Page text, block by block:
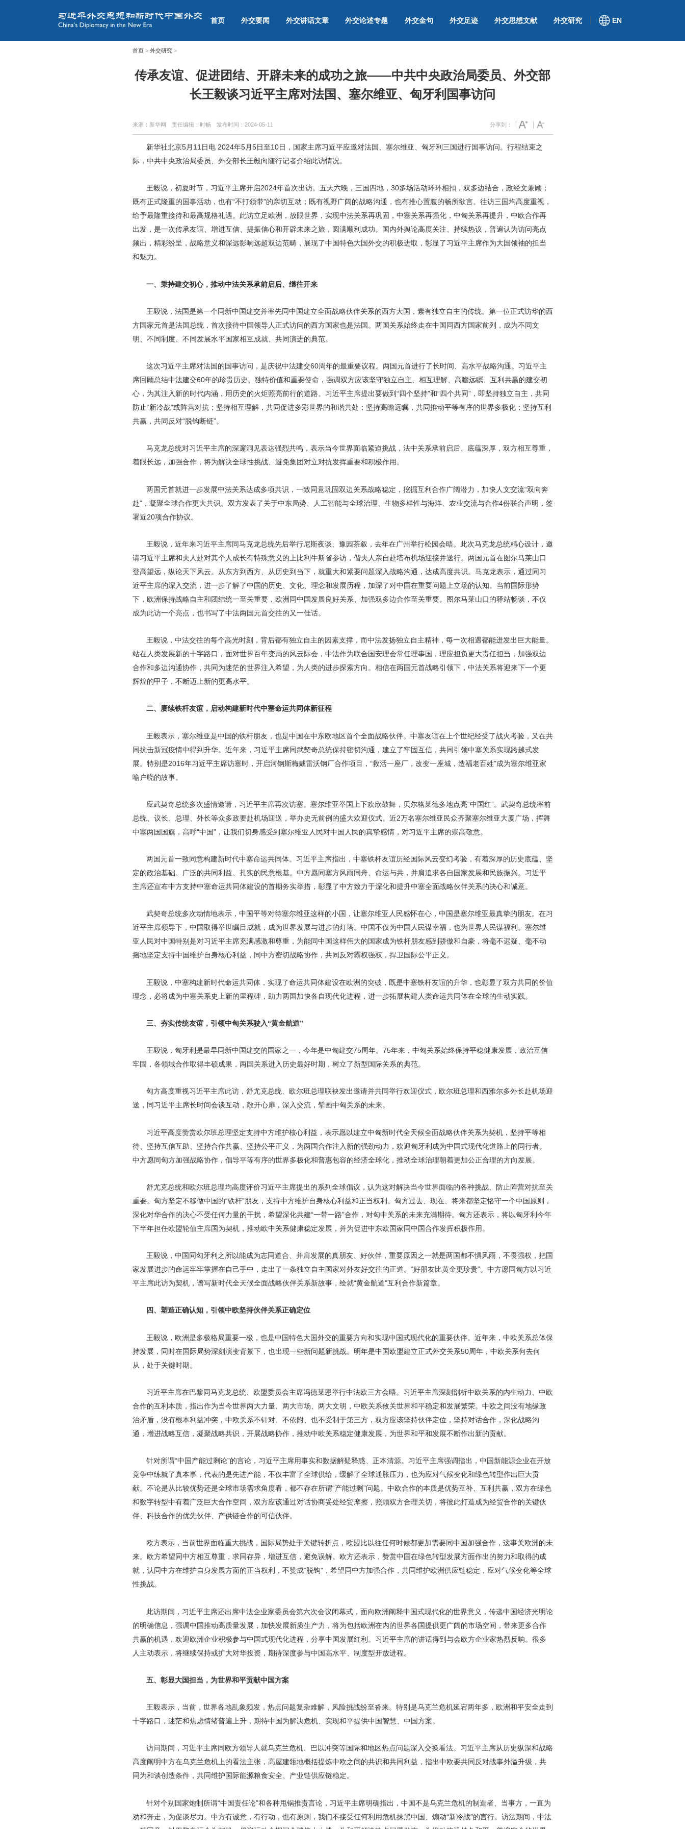
首页 外交要闻 外交讲话文章 外交论述专题 外交金句 外交足迹 外交思想文献 外交研究 EN
首页> 外交研究>
传承友谊、促进团结、开辟未来的成功之旅——中共中央政治局委员、外交部
长王毅谈习近平主席对法国、塞尔维亚、匈牙利国事访问
来源：新华网 责任编辑：时畅 发布时间： 2024-05-11 分享到：
新华社北京5月11日电 2024年5月5日至10日，国家主席习近平应邀对法国、塞尔维亚、匈牙利三国进行国事访问。行程结束之
际，中共中央政治局委员、外交部长王毅向随行记者介绍此访情况。
王毅说，初夏时节，习近平主席开启2024年首次出访。五天六晚，三国四地，30多场活动环环相扣，双多边结合，政经文兼顾；
既有正式隆重的国事活动，也有“不打领带”的亲切互动；既有视野广阔的战略沟通，也有推心置腹的畅所欲言。往访三国均高度重视，
给予最隆重接待和最高规格礼遇。此访立足欧洲，放眼世界，实现中法关系再巩固，中塞关系再强化，中匈关系再提升，中欧合作再
出发，是一次传承友谊、增进互信、提振信心和开辟未来之旅，圆满顺利成功。国内外舆论高度关注、持续热议，普遍认为访问亮点
频出，精彩纷呈，战略意义和深远影响远超双边范畴，展现了中国特色大国外交的积极进取，彰显了习近平主席作为大国领袖的担当
和魅力。
一、秉持建交初心，推动中法关系承前启后、继往开来
王毅说，法国是第一个同新中国建交并率先同中国建立全面战略伙伴关系的西方大国，素有独立自主的传统。第一位正式访华的西
方国家元首是法国总统，首次接待中国领导人正式访问的西方国家也是法国。两国关系始终走在中国同西方国家前列，成为不同文
明、不同制度、不同发展水平国家相互成就、共同演进的典范。
这次习近平主席对法国的国事访问，是庆祝中法建交60周年的最重要议程。两国元首进行了长时间、高水平战略沟通。习近平主
席回顾总结中法建交60年的珍贵历史、独特价值和重要使命，强调双方应该坚守独立自主、相互理解、高瞻远瞩、互利共赢的建交初
心，为其注入新的时代内涵，用历史的火炬照亮前行的道路。习近平主席提出要做到“四个坚持”和“四个共同”，即坚持独立自主，共同
防止“新冷战”或阵营对抗；坚持相互理解，共同促进多彩世界的和谐共处；坚持高瞻远瞩，共同推动平等有序的世界多极化；坚持互利
共赢，共同反对“脱钩断链”。
马克龙总统对习近平主席的深邃洞见表达强烈共鸣，表示当今世界面临紧迫挑战，法中关系承前启后、底蕴深厚，双方相互尊重，
着眼长远，加强合作，将为解决全球性挑战、避免集团对立对抗发挥重要和积极作用。
两国元首就进一步发展中法关系达成多项共识，一致同意巩固双边关系战略稳定，挖掘互利合作广阔潜力，加快人文交流“双向奔
赴”，凝聚全球合作更大共识。双方发表了关于中东局势、人工智能与全球治理、生物多样性与海洋、农业交流与合作4份联合声明，签
署近20项合作协议。
王毅说，近年来习近平主席同马克龙总统先后举行尼斯夜谈、豫园茶叙，去年在广州举行松园会晤。此次马克龙总统精心设计，邀
请习近平主席和夫人赴对其个人成长有特殊意义的上比利牛斯省参访，偕夫人亲自赴塔布机场迎接并送行。两国元首在图尔马莱山口
登高望远，纵论天下风云。从东方到西方、从历史到当下，就重大和紧要问题深入战略沟通，达成高度共识。马克龙表示，通过同习
近平主席的深入交流，进一步了解了中国的历史、文化、理念和发展历程，加深了对中国在重要问题上立场的认知。当前国际形势
下，欧洲保持战略自主和团结统一至关重要，欧洲同中国发展良好关系、加强双多边合作至关重要。图尔马莱山口的驿站畅谈，不仅
成为此访一个亮点，也书写了中法两国元首交往的又一佳话。
王毅说，中法交往的每个高光时刻，背后都有独立自主的因素支撑，而中法发扬独立自主精神，每一次相遇都能迸发出巨大能量。
站在人类发展新的十字路口，面对世界百年变局的风云际会，中法作为联合国安理会常任理事国，理应担负更大责任担当，加强双边
合作和多边沟通协作，共同为迷茫的世界注入希望，为人类的进步探索方向。相信在两国元首战略引领下，中法关系将迎来下一个更
辉煌的甲子，不断迈上新的更高水平。
二、赓续铁杆友谊，启动构建新时代中塞命运共同体新征程
王毅表示，塞尔维亚是中国的铁杆朋友，也是中国在中东欧地区首个全面战略伙伴。中塞友谊在上个世纪经受了战火考验，又在共
同抗击新冠疫情中得到升华。近年来，习近平主席同武契奇总统保持密切沟通，建立了牢固互信，共同引领中塞关系实现跨越式发
展。特别是2016年习近平主席访塞时，开启河钢斯梅戴雷沃钢厂合作项目，“救活一座厂，改变一座城，造福老百姓”成为塞尔维亚家
喻户晓的故事。
应武契奇总统多次盛情邀请，习近平主席再次访塞。塞尔维亚举国上下欢欣鼓舞，贝尔格莱德多地点亮“中国红”。武契奇总统率前
总统、议长、总理、外长等众多政要赴机场迎送，举办史无前例的盛大欢迎仪式。近2万名塞尔维亚民众齐聚塞尔维亚大厦广场，挥舞
中塞两国国旗，高呼“中国”，让我们切身感受到塞尔维亚人民对中国人民的真挚感情，对习近平主席的崇高敬意。
两国元首一致同意构建新时代中塞命运共同体。习近平主席指出，中塞铁杆友谊历经国际风云变幻考验，有着深厚的历史底蕴、坚
定的政治基础、广泛的共同利益、扎实的民意根基。中方愿同塞方风雨同舟、命运与共，并肩追求各自国家发展和民族振兴。习近平
主席还宣布中方支持中塞命运共同体建设的首期务实举措，彰显了中方致力于深化和提升中塞全面战略伙伴关系的决心和诚意。
武契奇总统多次动情地表示，中国平等对待塞尔维亚这样的小国，让塞尔维亚人民感怀在心，中国是塞尔维亚最真挚的朋友。在习
近平主席领导下，中国取得举世瞩目成就，成为世界发展与进步的灯塔。中国不仅为中国人民谋幸福，也为世界人民谋福利。塞尔维
亚人民对中国特别是对习近平主席充满感激和尊重，为能同中国这样伟大的国家成为铁杆朋友感到骄傲和自豪，将毫不迟疑、毫不动
摇地坚定支持中国维护自身核心利益，同中方密切战略协作，共同反对霸权强权，捍卫国际公平正义。
王毅说，中塞构建新时代命运共同体，实现了命运共同体建设在欧洲的突破，既是中塞铁杆友谊的升华，也彰显了双方共同的价值
理念，必将成为中塞关系史上新的里程碑，助力两国加快各自现代化进程，进一步拓展构建人类命运共同体在全球的生动实践。
三、夯实传统友谊，引领中匈关系驶入“黄金航道”
王毅说，匈牙利是最早同新中国建交的国家之一，今年是中匈建交75周年。75年来，中匈关系始终保持平稳健康发展，政治互信
牢固，各领域合作取得丰硕成果，两国关系进入历史最好时期，树立了新型国际关系的典范。
匈方高度重视习近平主席此访，舒尤克总统、欧尔班总理联袂发出邀请并共同举行欢迎仪式，欧尔班总理和西雅尔多外长赴机场迎
送，同习近平主席长时间会谈互动，敞开心扉，深入交流，擘画中匈关系的未来。
习近平高度赞赏欧尔班总理坚定支持中方维护核心利益，表示愿以建立中匈新时代全天候全面战略伙伴关系为契机，坚持平等相
待、坚持互信互助、坚持合作共赢、坚持公平正义，为两国合作注入新的强劲动力，欢迎匈牙利成为中国式现代化道路上的同行者。
中方愿同匈方加强战略协作，倡导平等有序的世界多极化和普惠包容的经济全球化，推动全球治理朝着更加公正合理的方向发展。
舒尤克总统和欧尔班总理均高度评价习近平主席提出的系列全球倡议，认为这对解决当今世界面临的各种挑战、防止阵营对抗至关
重要。匈方坚定不移做中国的“铁杆”朋友，支持中方维护自身核心利益和正当权利。匈方过去、现在、将来都坚定恪守一个中国原则，
深化对华合作的决心不受任何力量的干扰，希望深化共建“一带一路”合作，对匈中关系的未来充满期待。匈方还表示，将以匈牙利今年
下半年担任欧盟轮值主席国为契机，推动欧中关系健康稳定发展，并为促进中东欧国家同中国合作发挥积极作用。
王毅说，中国同匈牙利之所以能成为志同道合、并肩发展的真朋友、好伙伴，重要原因之一就是两国都不惧风雨，不畏强权，把国
家发展进步的命运牢牢掌握在自己手中，走出了一条独立自主国家对外友好交往的正道。“好朋友比黄金更珍贵”。中方愿同匈方以习近
平主席此访为契机，谱写新时代全天候全面战略伙伴关系新故事，绘就“黄金航道”互利合作新篇章。
四、塑造正确认知，引领中欧坚持伙伴关系正确定位
王毅说，欧洲是多极格局重要一极，也是中国特色大国外交的重要方向和实现中国式现代化的重要伙伴。近年来，中欧关系总体保
持发展，同时在国际局势深刻演变背景下，也出现一些新问题新挑战。明年是中国欧盟建立正式外交关系50周年，中欧关系何去何
从，处于关键时期。
习近平主席在巴黎同马克龙总统、欧盟委员会主席冯德莱恩举行中法欧三方会晤。习近平主席深刻剖析中欧关系的内生动力、中欧
合作的互利本质，指出作为当今世界两大力量、两大市场、两大文明，中欧关系攸关世界和平稳定和发展繁荣。中欧之间没有地缘政
治矛盾，没有根本利益冲突，中欧关系不针对、不依附、也不受制于第三方，双方应该坚持伙伴定位，坚持对话合作，深化战略沟
通，增进战略互信，凝聚战略共识，开展战略协作，推动中欧关系稳定健康发展，为世界和平和发展不断作出新的贡献。
针对所谓“中国产能过剩论”的言论，习近平主席用事实和数据解疑释惑、正本清源。习近平主席强调指出，中国新能源企业在开放
竞争中练就了真本事，代表的是先进产能，不仅丰富了全球供给，缓解了全球通胀压力，也为应对气候变化和绿色转型作出巨大贡
献。不论是从比较优势还是全球市场需求角度看，都不存在所谓“产能过剩”问题。中欧合作的本质是优势互补、互利共赢，双方在绿色
和数字转型中有着广泛巨大合作空间，双方应该通过对话协商妥处经贸摩擦，照顾双方合理关切，将彼此打造成为经贸合作的关键伙
伴、科技合作的优先伙伴、产供链合作的可信伙伴。
欧方表示，当前世界面临重大挑战，国际局势处于关键转折点，欧盟比以往任何时候都更加需要同中国加强合作，这事关欧洲的未
来。欧方希望同中方相互尊重，求同存异，增进互信，避免误解。欧方还表示，赞赏中国在绿色转型发展方面作出的努力和取得的成
就，认同中方在维护自身发展方面的正当权利，不赞成“脱钩”，希望同中方加强合作，共同维护欧洲供应链稳定，应对气候变化等全球
性挑战。
此访期间，习近平主席还出席中法企业家委员会第六次会议闭幕式，面向欧洲阐释中国式现代化的世界意义，传递中国经济光明论
的明确信息，强调中国推动高质量发展，加快发展新质生产力，将为包括欧洲在内的世界各国提供更广阔的市场空间，带来更多合作
共赢的机遇，欢迎欧洲企业积极参与中国式现代化进程，分享中国发展红利。习近平主席的讲话得到与会欧方企业家热烈反响。很多
人主动表示，将继续保持或扩大对华投资，期待深度参与中国高水平、制度型开放进程。
五、彰显大国担当，为世界和平贡献中国方案
王毅表示，当前，世界各地乱象频发，热点问题复杂难解，风险挑战纷至沓来。特别是乌克兰危机延宕两年多，欧洲和平安全走到
十字路口，迷茫和焦虑情绪普遍上升，期待中国为解决危机、实现和平提供中国智慧、中国方案。
访问期间，习近平主席同欧方领导人就乌克兰危机、巴以冲突等国际和地区热点问题深入交换看法。习近平主席从历史纵深和战略
高度阐明中方在乌克兰危机上的看法主张，高屋建瓴地概括提炼中欧之间的共识和共同利益，指出中欧要共同反对战事外溢升级，共
同为和谈创造条件，共同维护国际能源粮食安全、产业链供应链稳定。
针对个别国家炮制所谓“中国责任论”和各种甩锅推责言论，习近平主席明确指出，中国不是乌克兰危机的制造者、当事方，一直为
劝和奔走，为促谈尽力。中方有诚意，有行动，也有原则，我们不接受任何利用危机抹黑中国、煽动“新冷战”的言行。访法期间，中法